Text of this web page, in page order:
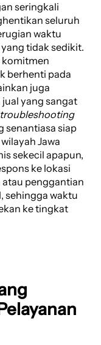
seringkali
seluruh
waktu
tidak sedikit.
komitmen
berhenti pada
juga
yang sangat
troubleshooting
senantiasa siap
Jawa
sekecil apapun,
ke lokasi
penggantian
sehingga waktu
ke tingkat